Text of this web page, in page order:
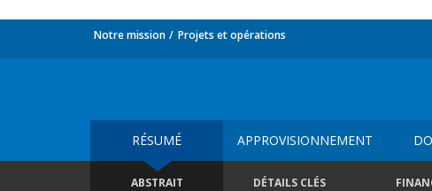
Notre mission Projets et opérations
RÉSUMÉ APPROVISIONNEMENT
ABSTRAIT DÉTAILS CLÉS